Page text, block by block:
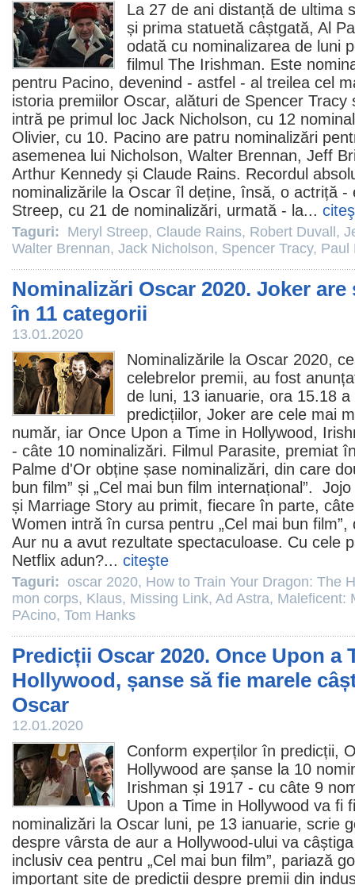
La 27 de ani distanță de ultima
și prima statuetă câștgată, Al
odată cu nominalizarea de luni
filmul The Irishman. Este
pentru Pacino, devenind - astfel - al treilea cel
istoria premiilor Oscar, alături de Spencer Tracy
intră pe primul loc Jack Nicholson, cu 12
Olivier, cu 10. Pacino are patru nominalizări
asemenea lui Nicholson, Walter Brennan, Jeff
Arthur Kennedy și Claude Rains. Recordul
nominalizările la Oscar îl deține, însă, o actriță -
Streep, cu 21 de nominalizări, urmată - la...
Taguri: Meryl Streep, Claude Rains, Robert Duvall ,
Walter Brennan, Jack Nicholson, Spencer Tracy, Paul
Nominalizări Oscar 2020. Joker
în 11 categorii
13.01.2020
Nominalizările la Oscar 2020,
celebrelor premii, au fost
de luni, 13 ianuarie, ora 15.18
predicțiilor, Joker are cele mai
număr, iar Once Upon a Time in Hollywood,
- câte 10 nominalizări. Filmul Parasite, premiat
Palme d'Or obține șase nominalizări, din care
bun film” și „Cel mai bun film internațional”. Jojo
și Marriage Story au primit, fiecare în parte,
Women intră în cursa pentru „Cel mai bun film”,
Aur nu a avut rezultate spectaculoase. Cu cele
Netflix adun?... citeşte
Taguri: oscar 2020, How to Train Your Dragon: The
mon corps, Klaus, Missing Link, Ad Astra, Maleficent:
PAcino, Tom Hanks
Predicții Oscar 2020. Once Upon a
Hollywood, șanse să fie marele
Oscar
12.01.2020
Conform experților în predicții,
Hollywood are șanse la 10
Irishman și 1917 - cu câte 9
Upon a Time in Hollywood va fi
nominalizări la Oscar luni, pe 13 ianuarie, scrie
despre vârsta de aur a Hollywood-ului va
inclusiv cea pentru „Cel mai bun film”, pariază
important site de predicții despre premii din